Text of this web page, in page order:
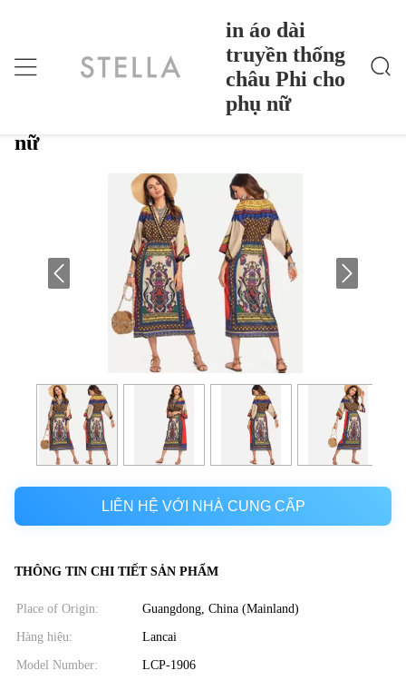
in áo dài
truyền thống
châu Phi cho
phụ nữ
Nhà> > In Áo Dài Truyền Thống Châu Phi Cho Phụ Nữ
in áo dài truyền thống châu Phi cho phụ
nữ
LIÊN HỆ VỚI NHÀ CUNG CẤP
THÔNG TIN CHI TIẾT SẢN PHẨM
Place of Origin: Guangdong, China (Mainland)
Hàng hiệu: Lancai
Model Number: LCP-1906